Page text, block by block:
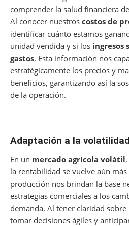
comprender la salud financiera
Al conocer nuestros costos de
identificar cuánto estamos
unidad vendida y si los ingresos
gastos. Esta información nos
estratégicamente los precios y
beneficios, garantizando así la
de la operación.
Adaptación a la
En un mercado agrícola volátil
la rentabilidad se vuelve aún
producción nos brindan la base
estrategias comerciales a los
demanda. Al tener claridad
tomar decisiones ágiles y